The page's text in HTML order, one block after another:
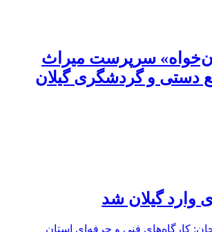
سرپرست میراث
دستی و گردشگری گیلان
وارد گیلان شد